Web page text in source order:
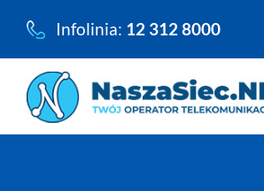
zawartości
Infolinia: 12 312 8000